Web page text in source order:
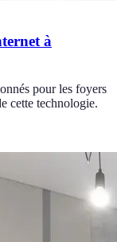
à
pour les foyers
cette technologie.